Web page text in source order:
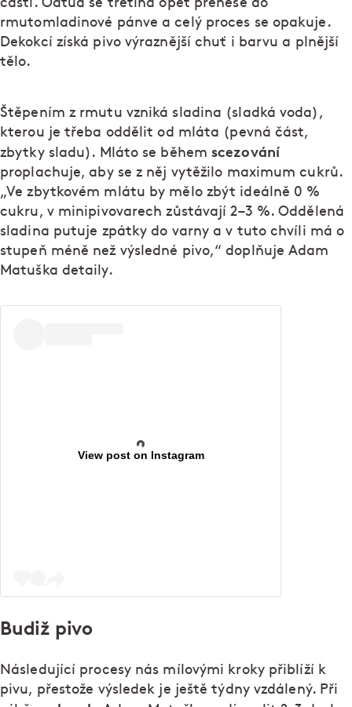
částí. Odtud se třetina opět přenese do
rmutomladinové pánve a celý proces se opakuje.
Dekokcí získá pivo výraznější chuť i barvu a plnější
tělo.
Štěpením z rmutu vzniká sladina (sladká voda),
kterou je třeba oddělit od mláta (pevná část,
zbytky sladu). Mláto se běhemscezování
proplachuje, aby se z něj vytěžilo maximum cukrů.
„Ve zbytkovém mlátu by mělo zbýt ideálně 0 %
cukru, v minipivovarech zůstávají 2–3 %. Oddělená
sladina putuje zpátky do varny a v tuto chvíli má o
stupeň méně než výsledné pivo,“ doplňuje Adam
Matuška detaily.
View post on Instagram
Budiž pivo
Následující procesy nás mílovými kroky přiblíží k
pivu, přestože výsledek je ještě týdny vzdálený. Při